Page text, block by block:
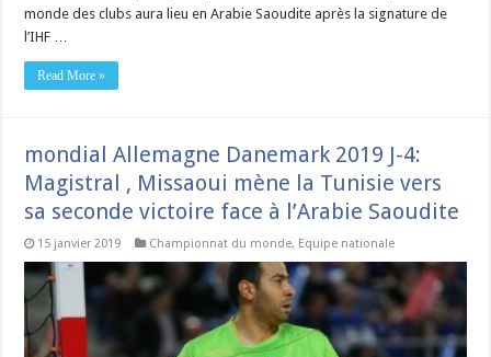
monde des clubs aura lieu en Arabie Saoudite après la signature de
l’IHF …
Read More »
mondial Allemagne Danemark 2019 J-4:
Magistral , Missaoui mène la Tunisie vers
sa seconde victoire face à l’Arabie Saoudite
15 janvier 2019 Championnat du monde, Equipe nationale